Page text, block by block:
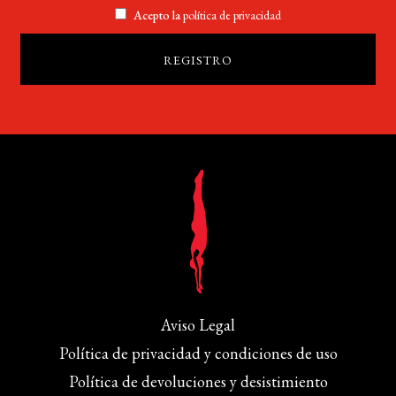
Acepto lapolítica de privacidad
Aviso Legal
Política de privacidad y condiciones de uso
Política de devoluciones y desistimiento